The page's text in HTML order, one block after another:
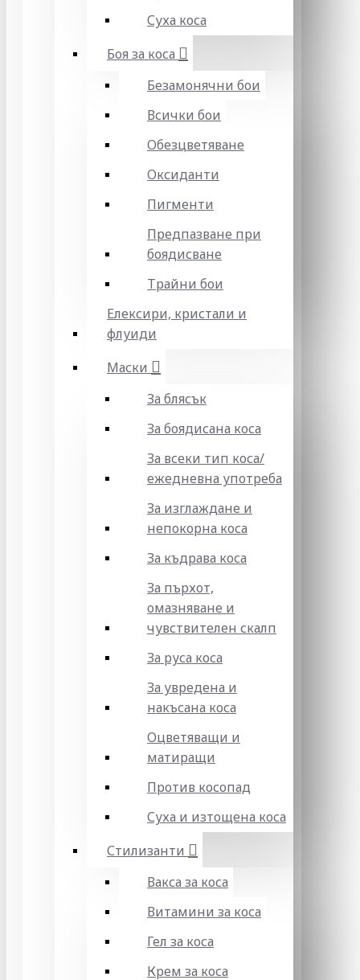
Суха коса
Боя за коса
Безамонячни бои
Всички бои
Обезцветяване
Оксиданти
Пигменти
Предпазване при
боядисване
Трайни бои
Елексири, кристали и
флуиди
Маски
За блясък
За боядисана коса
За всеки тип коса/
ежедневна употреба
За изглаждане и
непокорна коса
За къдрава коса
За пърхот,
омазняване и
чувствителен скалп
За руса коса
За увредена и
накъсана коса
Оцветяващи и
матиращи
Против косопад
Суха и изтощена коса
Стилизанти
Вакса за коса
Витамини за коса
Гел за коса
Крем за коса